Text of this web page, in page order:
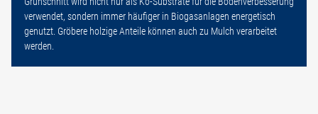
verwendet, sondern immer häufiger in Biogasanlagen energetisch
genutzt. Gröbere holzige Anteile können auch zu Mulch verarbeitet
werden.